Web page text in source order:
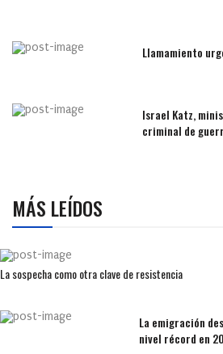
Llamamiento
Israel Katz,
criminal de
MÁS LEÍDOS
La sospecha como otra clave de resistencia
La emigración
nivel récord en